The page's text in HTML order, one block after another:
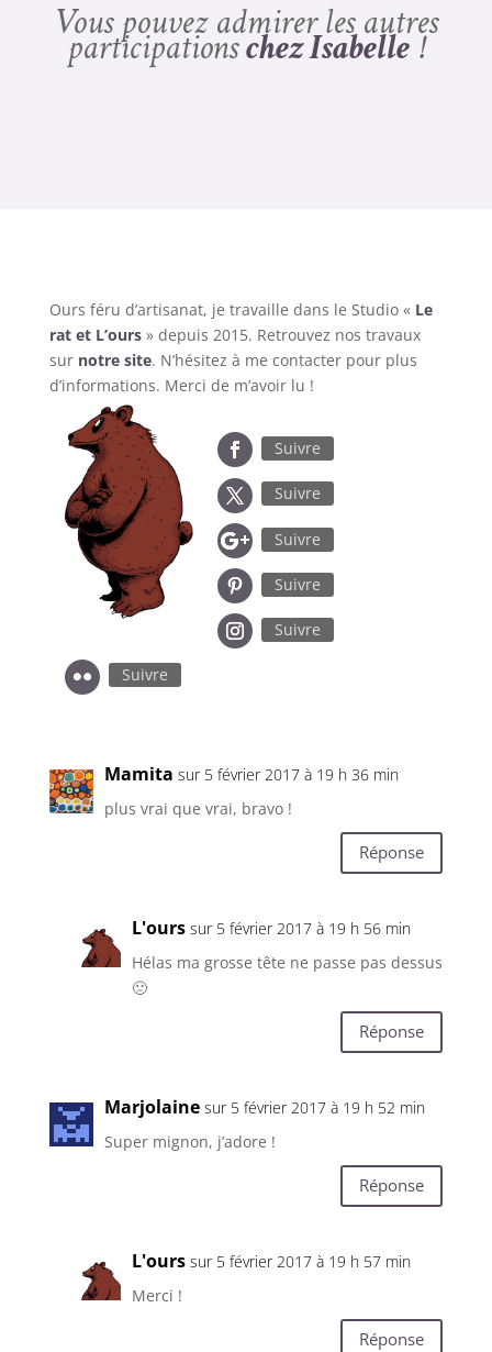
Vous pouvez admirer les autres
participationschez Isabelle !
Ours féru d’artisanat, je travaille dans le Studio « Le
rat et L’ours» depuis 2015. Retrouvez nos travaux
sur notre site. N’hésitez à me contacter pour plus
d’informations. Merci de m’avoir lu !
Suivre
Suivre
Suivre
Suivre
Suivre
Suivre
Mamita sur 5 février 2017 à 19 h 36 min
plus vrai que vrai, bravo !
Réponse
L'ours sur 5 février 2017 à 19 h 56 min
Hélas ma grosse tête ne passe pas dessus
🙁
Réponse
Marjolaine sur 5 février 2017 à 19 h 52 min
Super mignon, j’adore !
Réponse
L'ours sur 5 février 2017 à 19 h 57 min
Merci !
Réponse